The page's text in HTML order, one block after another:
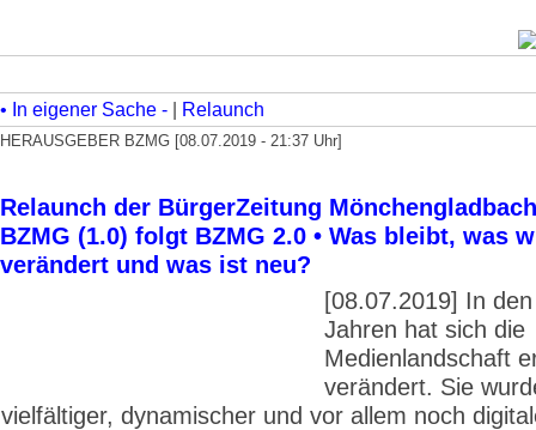
• In eigener Sache - Relaunch
HERAUSGEBER BZMG [08.07.2019 - 21:37 Uhr]
Relaunch der BürgerZeitung
BZMG (1.0) folgt BZMG 2.0 • Was bleibt, was
verändert und was ist neu?
[08.07.2019] In
Jahren hat sich die
Medienlandschaft
verändert. Sie
vielfältiger, dynamischer und vor allem noch